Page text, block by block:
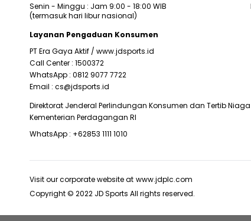
Senin - Minggu : Jam 9:00 - 18:00 WIB
(termasuk hari libur nasional)
Layanan Pengaduan Konsumen
PT Era Gaya Aktif / www.jdsports.id
Call Center : 1500372
WhatsApp : 0812 9077 7722
Email : cs@jdsports.id
Direktorat Jenderal Perlindungan Konsumen dan Tertib Niaga
Kementerian Perdagangan RI
WhatsApp : +62853 1111 1010
Visit our corporate website at www.jdplc.com
Copyright © 2022 JD Sports All rights reserved.